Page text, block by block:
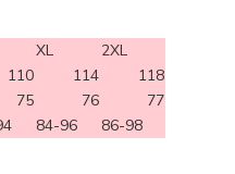
XL
2XL
110 114
118
75 76
77
84-96 86-98